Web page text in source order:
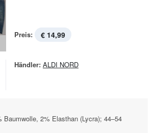
Preis: € 14,99
Händler: ALDI NORD
Baumwolle, 2% Elasthan (Lycra); 44–54